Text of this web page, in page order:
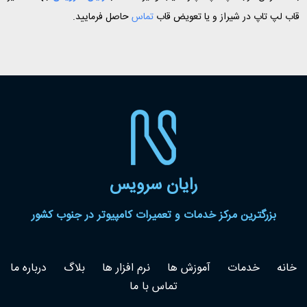
قاب لپ تاپ در شیراز و یا تعویض قاب تماسحاصل فرمایید.
رایان سرویس
بزرگترین مرکز خدمات و تعمیرات کامپیوتر در جنوب کشور
خانه خدمات آموزش ها نرم افزار ها بلاگ
درباره ما
تماس با ما